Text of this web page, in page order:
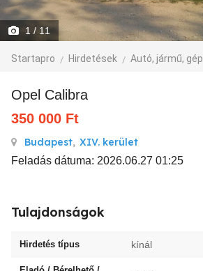
1 / 11
Startapro Hirdetések Autó, jármű, gép
Opel Calibra
350 000 Ft
Budapest, XIV. kerület
Feladás dátuma: 2026.06.27 01:25
Tulajdonságok
Hirdetés típus kínál